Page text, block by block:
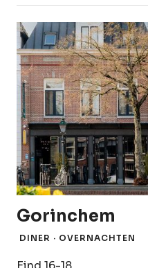
Gorinchem
DINER · OVERNACHTEN